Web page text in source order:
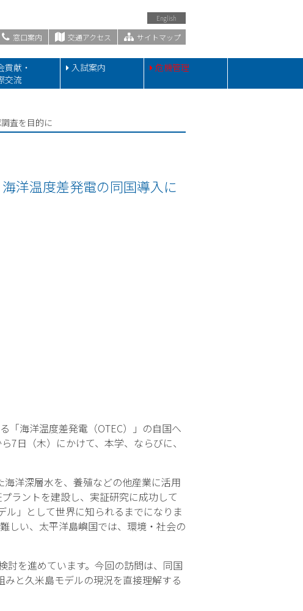
English
窓口案内 交通アクセス サイトマップ
貢献・
交流
入試案内 危機管理
査を目的に
洋温度差発電の同国導入に
「海洋温度差発電（OTEC）」の自国へ
7日（木）にかけて、本学、ならびに、
洋深層水を、養殖などの他産業に活用
ラントを建設し、実証研究に成功して
」として世界に知られるまでになりま
しい、太平洋島嶼国では、環境・社会の
討を進めています。今回の訪問は、同国
と久米島モデルの現況を直接理解する